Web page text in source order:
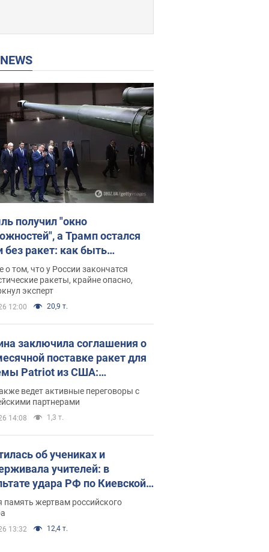
NEWS
получил "окно
а Трамп остался
без ракет: как быть
Интервью с Мельником
о том, что у России закончатся
ракеты, крайне опасно,
эксперт
12:00 20,9 т.
заключила соглашения о
поставке ракет для
Patriot из США:
раскрыл подробности
ведет активные переговоры с
партнерами
14:08 1,3 т.
об учениках и
учителей: в
удара РФ по Киевской
погибли директор
лицея, её муж и внук
память жертвам российского
13:32 12,4 т.